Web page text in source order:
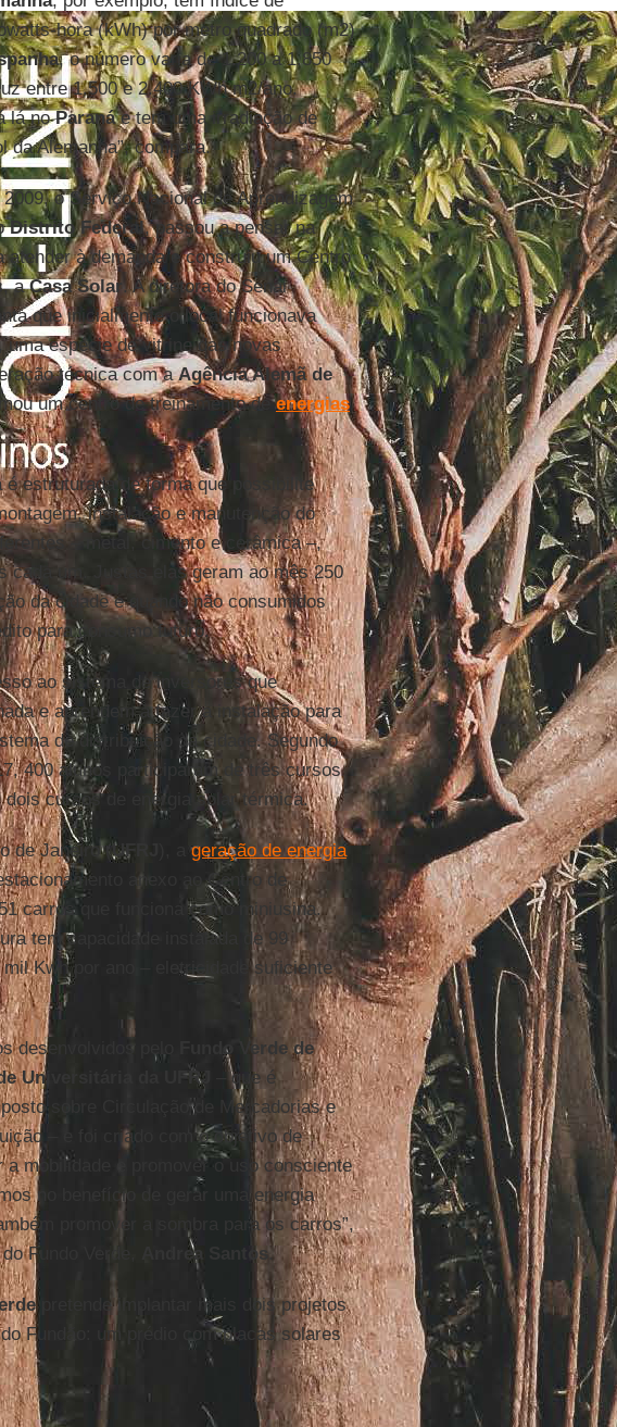
hora (kWh) por metro quadrado (m2)
, o número varia de 1.200 a 1.850
entre 1.500 e 2.400 KWh m2/ano.
lá noParanáe tem uma irradiação de
da Alemanha”, compara.
o Serviço Nacional de Aprendizagem
Distrito Federal, passou a pensar na
à demanda e construiu um Centro
aCasa Solar. A diretora do Senai
que inicialmente o local funcionava
espécie de vitrine das novas
técnica com aAgência Alemã de
um centro de treinamento deenergias
estruturada de forma que possibilite
instalação e manutenção do
– metal, cimento e cerâmica –,
cada um. Justas elas geram ao mês 250
da cidade e quando não consumidos
para consumo futuro.
ao sistema de inversores que
e aprendem a fazer a instalação para
de distribuição da cidade. Segundo
400 alunos participaram de três cursos
cursos de energia solar térmica.
de Janeiro (UFRJ
geração de energia
anexo ao Centro de
carros que funciona como miniusina.
tem capacidade instalada de 99
Kwh por ano – eletricidade suficiente
desenvolvidos pelo
Fundo Verde de
Universitária da UFRJ
– que é
sobre Circulação de Mercadorias e
– e foi criado com o objetivo de
a mobilidade e promover o uso consciente
no benefício de gerar uma energia
promover a sombra para os carros”,
Fundo Verde,
Andrea Santos.
pretende implantar mais dois projetos
Fundão: um prédio com placas solares